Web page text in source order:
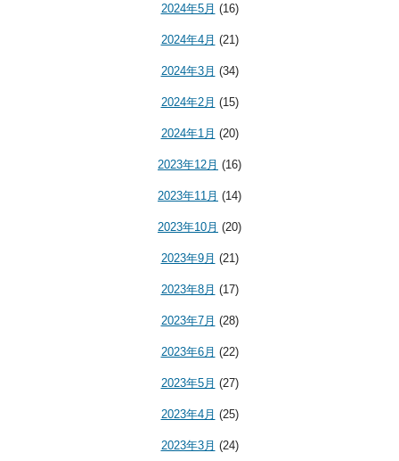
2024年5月 (16)
2024年4月 (21)
2024年3月 (34)
2024年2月 (15)
2024年1月 (20)
2023年12月 (16)
2023年11月 (14)
2023年10月 (20)
2023年9月 (21)
2023年8月 (17)
2023年7月 (28)
2023年6月 (22)
2023年5月 (27)
2023年4月 (25)
2023年3月 (24)